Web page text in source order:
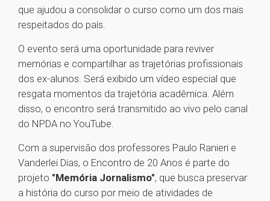
que ajudou a consolidar o curso como um dos mais
respeitados do país.
O evento será uma oportunidade para reviver
memórias e compartilhar as trajetórias profissionais
dos ex-alunos. Será exibido um vídeo especial que
resgata momentos da trajetória acadêmica. Além
disso, o encontro será transmitido ao vivo pelo canal
do NPDA no YouTube.
Com a supervisão dos professores Paulo Ranieri e
Vanderlei Dias, o Encontro de 20 Anos é parte do
projeto "Memória Jornalismo", que busca preservar
a história do curso por meio de atividades de